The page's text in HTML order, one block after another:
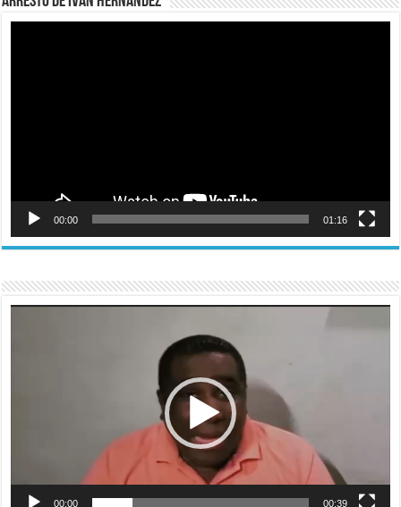
00:00 01:16
Reproductor
00:00 00:39